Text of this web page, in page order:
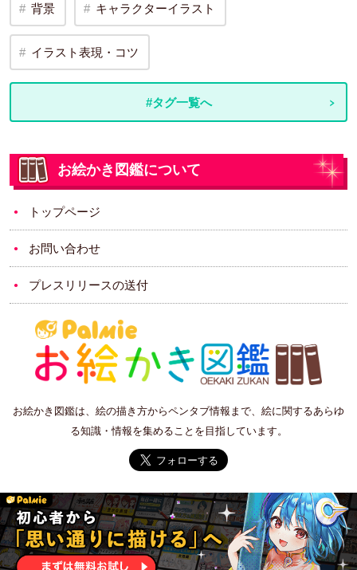
背景 キャラクターイラスト
イラスト表現・コツ
#タグ一覧へ
お絵かき図鑑について
トップページ
お問い合わせ
プレスリリースの送付
お絵かき図鑑は、絵の描き方からペンタブ情報まで、絵に関するあらゆ
る知識・情報を集めることを目指しています。